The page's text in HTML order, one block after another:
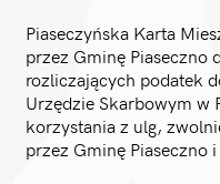
Piaseczyńska Karta
przez Gminę Piaseczno
rozliczających podatek
Urzędzie Skarbowym w
korzystania z ulg,
przez Gminę Piaseczno